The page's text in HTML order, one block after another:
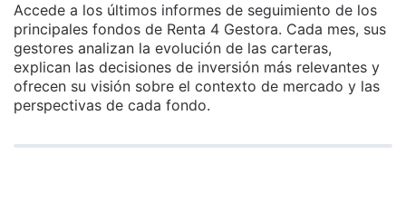
Accede a los últimos informes de seguimiento de los
principales fondos de Renta 4 Gestora. Cada mes, sus
gestores analizan la evolución de las carteras,
explican las decisiones de inversión más relevantes y
ofrecen su visión sobre el contexto de mercado y las
perspectivas de cada fondo.